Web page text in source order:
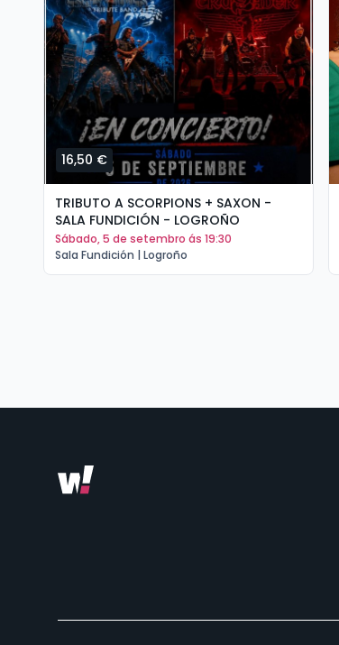
16,50 €
TRIBUTO A SCORPIONS + SAXON -
SALA FUNDICIÓN - LOGROÑO
sábado, 5 de setembro ás 19:30
Sala Fundición | Logroño